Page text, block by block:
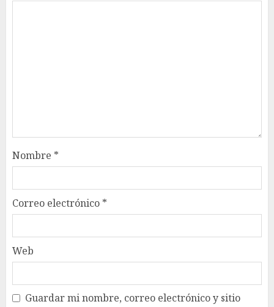
Nombre *
Correo electrónico *
Web
Guardar mi nombre, correo electrónico y sitio